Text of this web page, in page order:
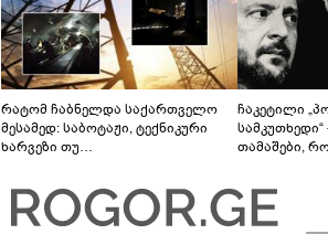
რატომ ჩაბნელდა საქართველო
მესამედ: საბოტაჟი, ტექნიკური
ხარვეზი თუ
ჩაკეტილი
თამაშები,